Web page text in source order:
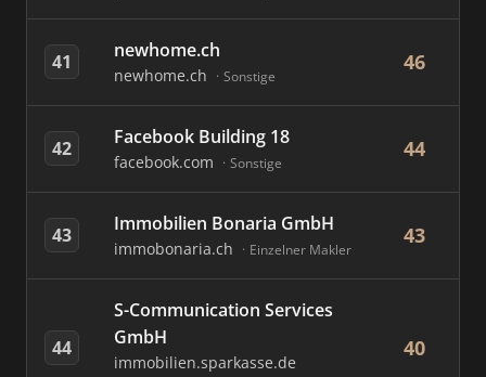
41 newhome.ch
newhome.ch Sonstige
46
42 Facebook Building 18
facebook.com Sonstige
44
43 Immobilien Bonaria GmbH
immobonaria.ch Einzelner Makler
43
44
S-Communication Services
GmbH
immobilien.sparkasse.de
40